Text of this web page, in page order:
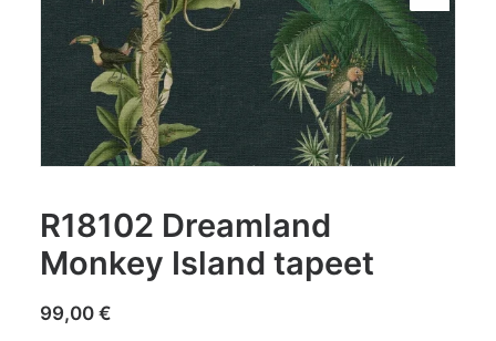
R18102 Dreamland
Monkey Island tapeet
99,00 €